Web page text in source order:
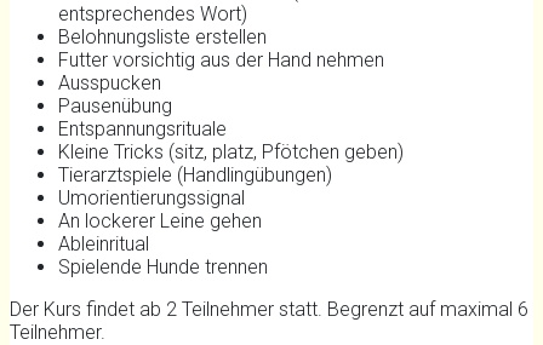
entsprechendes Wort)
Belohnungsliste erstellen
Futter vorsichtig aus der Hand nehmen
Ausspucken
Pausenübung
Entspannungsrituale
Kleine Tricks (sitz, platz, Pfötchen geben)
Tierarztspiele (Handlingübungen)
Umorientierungssignal
An lockerer Leine gehen
Ableinritual
Spielende Hunde trennen
Der Kurs findet ab 2 Teilnehmer statt. Begrenzt auf maximal 6
Teilnehmer.